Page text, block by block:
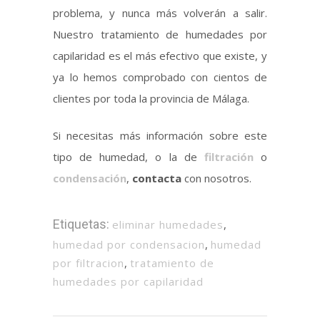
problema, y nunca más volverán a salir.
Nuestro tratamiento de humedades por
capilaridad es el más efectivo que existe, y
ya lo hemos comprobado con cientos de
clientes por toda la provincia de Málaga.
Si necesitas más información sobre este
tipo de humedad, o la de filtración o
condensación, contacta con nosotros.
Etiquetas: eliminar humedades,
humedad por condensacion, humedad
por filtracion, tratamiento de
humedades por capilaridad